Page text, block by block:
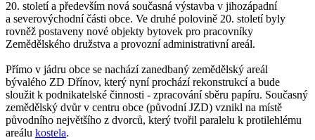
20. století a především nová současná výstavba v jihozápadní
a severovýchodní části obce. Ve druhé polovině 20. století byly
rovněž postaveny nové objekty bytovek pro pracovníky
Zemědělského družstva a provozní administrativní areál.
Přímo v jádru obce se nachází zanedbaný zemědělský areál
bývalého ZD Dřínov, který nyní prochází rekonstrukcí a bude
sloužit k podnikatelské činnosti - zpracování sběru papíru. Současný
zemědělský dvůr v centru obce (původní JZD) vznikl na místě
původního největšího z dvorců, který tvořil paralelu k protilehlému
areálu kostela.